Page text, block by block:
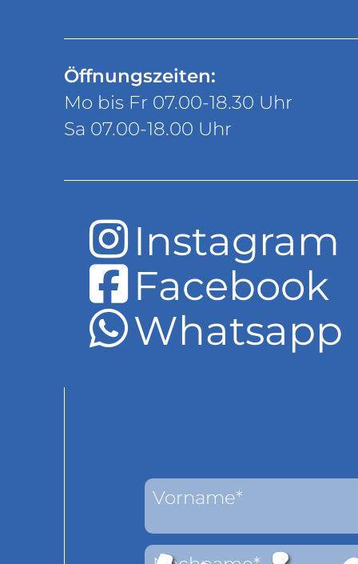
Öffnungszeiten:
Mo bis Fr 07.00-18.30 Uhr
Sa 07.00-18.00 Uhr
Instagram
Facebook
Whatsapp